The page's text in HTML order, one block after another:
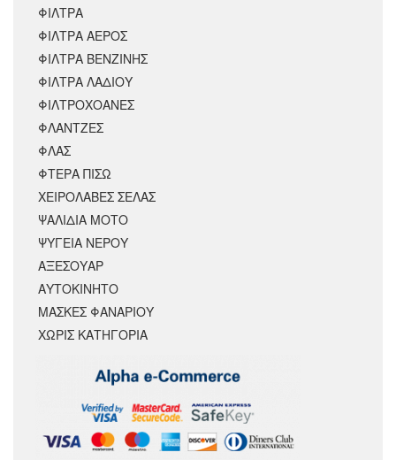
ΦΙΛΤΡΑ
ΦΙΛΤΡΑ ΑΕΡΟΣ
ΦΙΛΤΡΑ ΒΕΝΖΙΝΗΣ
ΦΙΛΤΡΑ ΛΑΔΙΟΥ
ΦΙΛΤΡΟΧΟΑΝΕΣ
ΦΛΑΝΤΖΕΣ
ΦΛΑΣ
ΦΤΕΡΑ ΠΙΣΩ
ΧΕΙΡΟΛΑΒΕΣ ΣΕΛΑΣ
ΨΑΛΙΔΙΑ ΜΟΤΟ
ΨΥΓΕΙΑ ΝΕΡΟΥ
ΑΞΕΣΟΥΆΡ
ΑΥΤΟΚΙΝΗΤΟ
ΜΑΣΚΕΣ ΦΑΝΑΡΙΟΥ
ΧΩΡΊΣ ΚΑΤΗΓΟΡΊΑ